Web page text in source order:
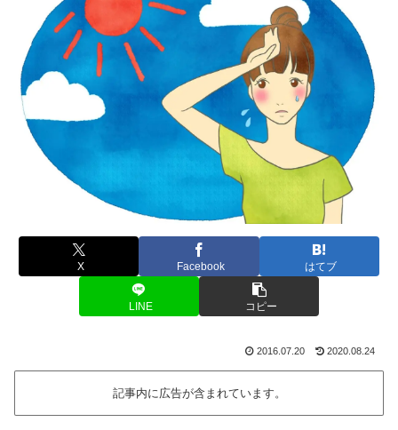
X Facebook はてブ
LINE コピー
2016.07.20 2020.08.24
記事内に広告が含まれています。